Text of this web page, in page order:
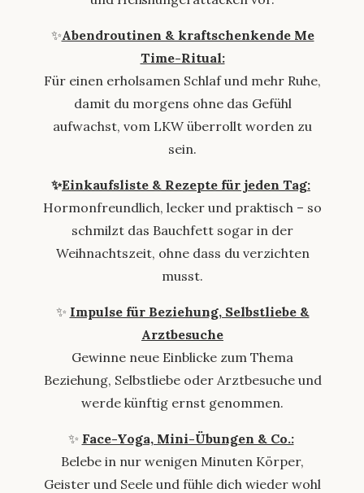
✨Abendroutinen & kraftschenkende Me
Time-Ritual:
Für einen erholsamen Schlaf und mehr Ruhe,
damit du morgens ohne das Gefühl
aufwachst, vom LKW überrollt worden zu
sein.
✨Einkaufsliste & Rezepte für jeden Tag:
Hormonfreundlich, lecker und praktisch – so
schmilzt das Bauchfett sogar in der
Weihnachtszeit, ohne dass du verzichten
musst.
✨ Impulse für Beziehung, Selbstliebe &
Arztbesuche
Gewinne neue Einblicke zum Thema
Beziehung, Selbstliebe oder Arztbesuche und
werde künftig ernst genommen.
✨ Face-Yoga, Mini-Übungen & Co.:
Belebe in nur wenigen Minuten Körper,
Geister und Seele und fühle dich wieder wohl